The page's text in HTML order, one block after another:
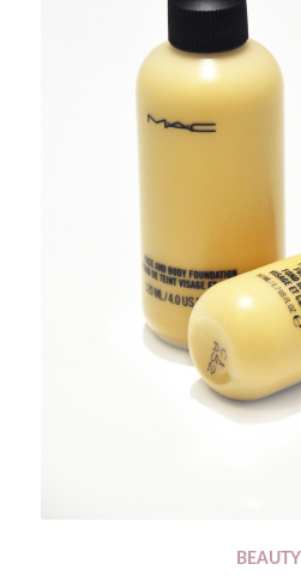
BEAUTY